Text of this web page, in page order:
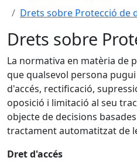
Drets sobre Protecció de
Drets sobre
La normativa en matèria de
que qualsevol persona
d'accés, rectificació,
oposició i limitació al seu
objecte de decisions
tractament automatitzat de
Dret d'accés